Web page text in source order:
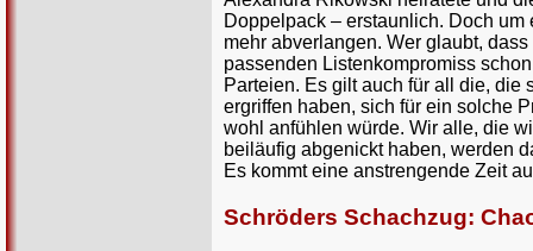
Doppelpack – erstaunlich. Doch
mehr abverlangen. Wer glaubt,
passenden Listenkompromiss
Parteien. Es gilt auch für all die,
ergriffen haben, sich für ein solche
wohl anfühlen würde. Wir alle, die
beiläufig abgenickt haben, werden
Es kommt eine anstrengende Zeit
Schröders Schachzug: